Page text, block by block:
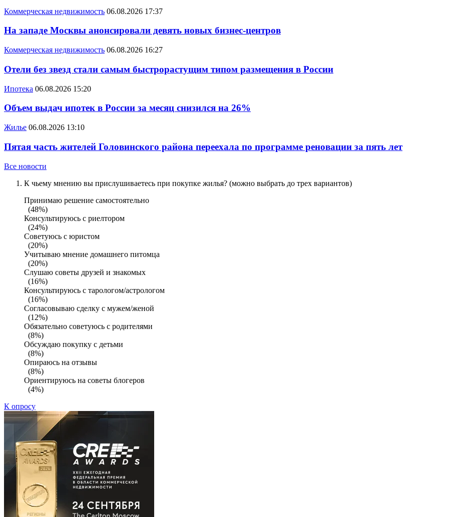
Коммерческая недвижимость 06.08.2026 17:37
На западе Москвы анонсировали девять новых бизнес-центров
Коммерческая недвижимость 06.08.2026 16:27
Отели без звезд стали самым быстрорастущим типом размещения в России
Ипотека 06.08.2026 15:20
Объем выдач ипотек в России за месяц снизился на 26%
Жилье 06.08.2026 13:10
Пятая часть жителей Головинского района переехала по программе реновации за пять лет
Все новости
К чьему мнению вы прислушиваетесь при покупке жилья? (можно выбрать до трех вариантов)
Принимаю решение самостоятельно
(48%)
Консультируюсь с риелтором
(24%)
Советуюсь с юристом
(20%)
Учитываю мнение домашнего питомца
(20%)
Слушаю советы друзей и знакомых
(16%)
Консультируюсь с тарологом/астрологом
(16%)
Согласовываю сделку с мужем/женой
(12%)
Обязательно советуюсь с родителями
(8%)
Обсуждаю покупку с детьми
(8%)
Опираюсь на отзывы
(8%)
Ориентируюсь на советы блогеров
(4%)
К опросу